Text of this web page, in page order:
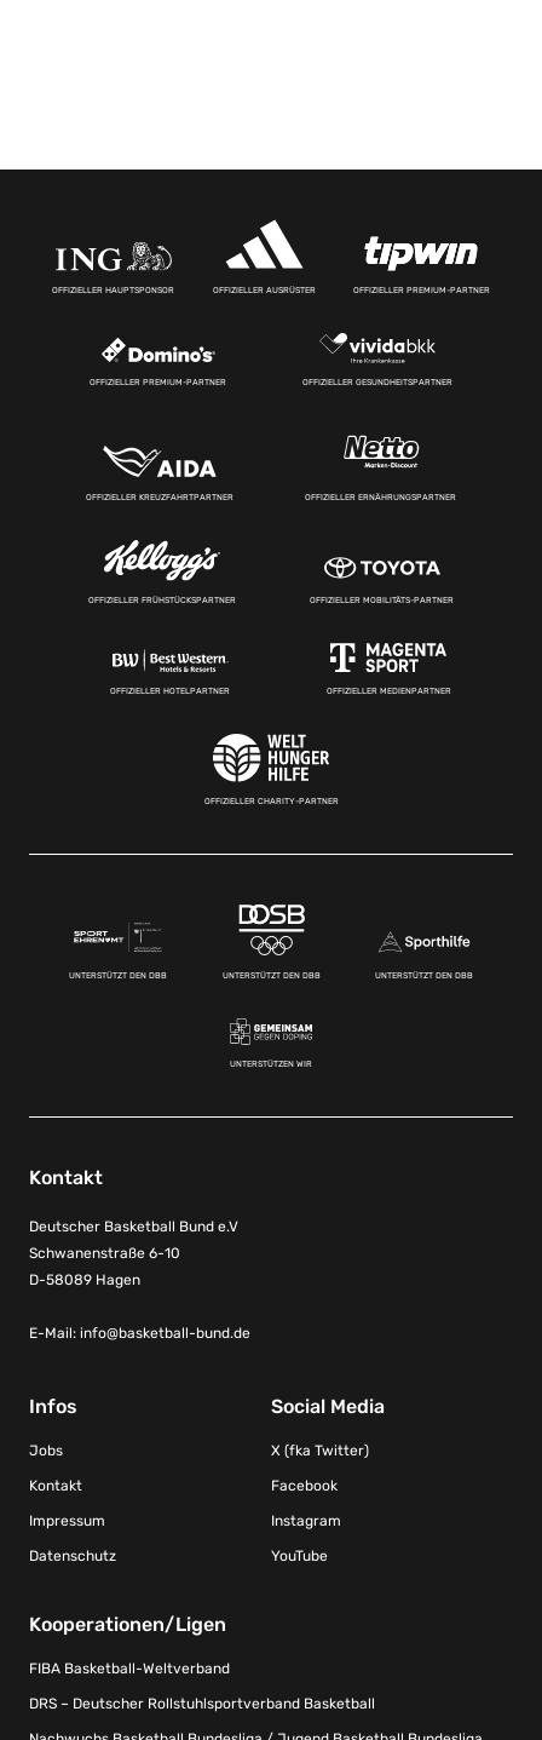
OFFIZIELLER HAUPTSPONSOR OFFIZIELLER AUSRÜSTER OFFIZIELLER PREMIUM-PARTNER
OFFIZIELLER PREMIUM-PARTNER OFFIZIELLER GESUNDHEITSPARTNER
OFFIZIELLER KREUZFAHRTPARTNER OFFIZIELLER ERNÄHRUNGSPARTNER
OFFIZIELLER FRÜHSTÜCKSPARTNER OFFIZIELLER MOBILITÄTS-PARTNER
OFFIZIELLER HOTELPARTNER OFFIZIELLER MEDIENPARTNER
OFFIZIELLER CHARITY-PARTNER
UNTERSTÜTZT DEN DBB UNTERSTÜTZT DEN DBB UNTERSTÜTZT DEN DBB
UNTERSTÜTZEN WIR
Kontakt
Deutscher Basketball Bund e.V
Schwanenstraße 6-10
D-58089 Hagen
E-Mail: info@basketball-bund.de
Infos
Jobs
Kontakt
Impressum
Datenschutz
Social Media
X (fka Twitter)
Facebook
Instagram
YouTube
Kooperationen/Ligen
FIBA Basketball-Weltverband
DRS – Deutscher Rollstuhlsportverband Basketball